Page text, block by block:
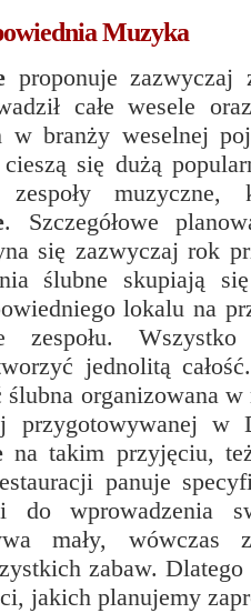
Muzyka
proponuje zazwyczaj
całe wesele
w branży weselnej
się dużą
muzyczne,
. Szczegółowe
się zazwyczaj rok
ślubne skupiają
lokalu na
zespołu.
jednolitą
organizowana
przygotowywanej w
na takim przyjęciu,
panuje
do wprowadzenia
mały, wówczas
zabaw.
jakich planujemy